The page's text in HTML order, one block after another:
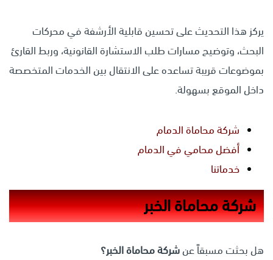
يركز هذا التحديث على تحسين قابلية الأرشفة في محركات
البحث، وتوضيح مسارات طلب الاستشارة القانونية، وربط القارئ
بموضوعات قريبة تساعده على الانتقال بين الخدمات المتخصصة
داخل الموقع بسهولة.
شركة محاماة الدمام
أفضل محامي في الدمام
خدماتنا
شركة محاماة الخبر
هل بحثت مسبقاً عنشركة محاماة الخبر؟